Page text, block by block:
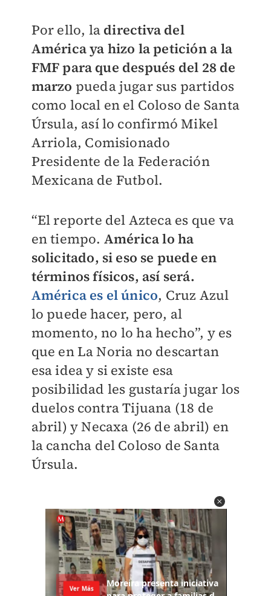
Por ello, la directiva del
América ya hizo la petición a la
FMF para que después del 28 de
marzo pueda jugar sus partidos
como local en el Coloso de Santa
Úrsula, así lo confirmó Mikel
Arriola, Comisionado
Presidente de la Federación
Mexicana de Futbol.
“El reporte del Azteca es que va
en tiempo. América lo ha
solicitado, si eso se puede en
términos físicos, así será.
América es el único, Cruz Azul
lo puede hacer, pero, al
momento, no lo ha hecho”, y es
que en La Noria no descartan
esa idea y si existe esa
posibilidad les gustaría jugar los
duelos contra Tijuana (18 de
abril) y Necaxa (26 de abril) en
la cancha del Coloso de Santa
Úrsula.